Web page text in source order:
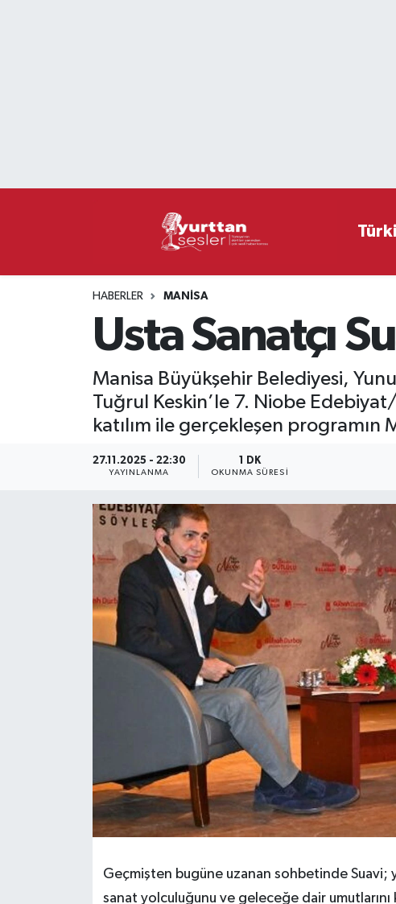
HABERLER MANISA
Usta Sanatçı
Manisa Büyükşehir Belediyesi,
Tuğrul Keskin’le 7. Niobe
katılım ile gerçekleşen
27.11.2025 - 22:30
YAYINLANMA
1 DK
OKUNMA SÜRESI
Geçmişten bugüne uzanan sohbetinde Suavi;
sanat yolculuğunu ve geleceğe dair umutlarını
Süper Lig Puan Durumu ve Fikstür
Haber Arşivi